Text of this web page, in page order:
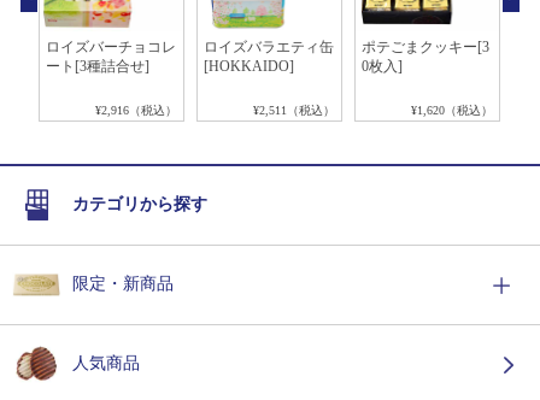
ロイズバーチョコレ
ート[3種詰合せ]
¥2,916（税込）
ロイズバラエティ缶
[HOKKAIDO]
¥2,511（税込）
ポテごまクッキー[3
0枚入]
¥1,620（税込）
カテゴリから探す
限定・新商品
人気商品